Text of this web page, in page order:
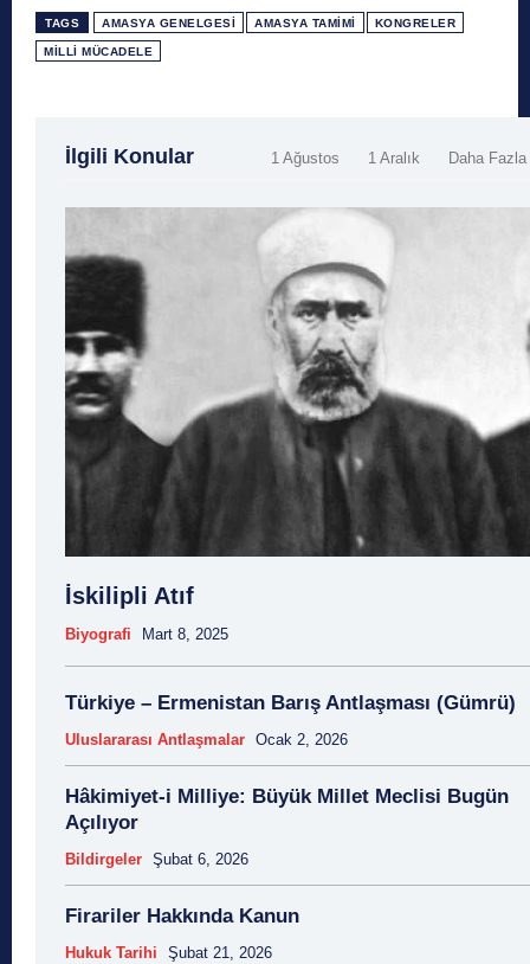
TAGS AMASYA GENELGESI AMASYA TAMIMI KONGRELER
MILLI MÜCADELE
İlgili Konular 1 Ağustos 1 Aralık Daha Fazla
İskilipli Atıf
Biyografi Mart 8, 2025
Türkiye – Ermenistan Barış Antlaşması (Gümrü)
Uluslararası Antlaşmalar Ocak 2, 2026
Hâkimiyet-i Milliye: Büyük Millet Meclisi Bugün
Açılıyor
Bildirgeler Şubat 6, 2026
Firariler Hakkında Kanun
Hukuk Tarihi Şubat 21, 2026